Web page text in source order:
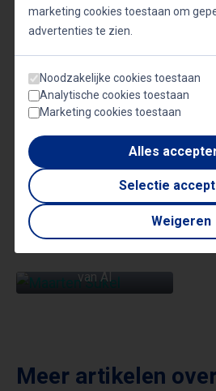
onmisbaar is. Alleen door
tussen technologische
benutten. Bovendien zorgt
technologische vooruitgang
komt.
Gerelateerde
MAARTEN SUKEL
van AI
Meer artikelen
marketing cookies toestaan om
advertenties te zien.
Noodzakelijke cookies toestaan
Analytische cookies toestaan
Marketing cookies toestaan
Alles
Selectie
Weigeren